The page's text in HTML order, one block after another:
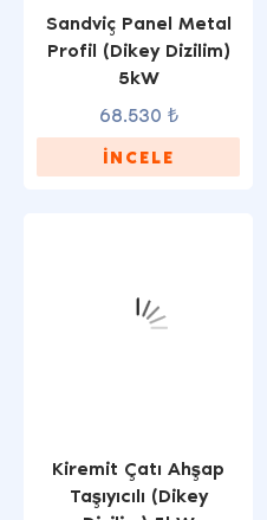
Sandviç Panel Metal
Profil (Dikey Dizilim)
5kW
68.530 ₺
İNCELE
Kiremit Çatı Ahşap
Taşıyıcılı (Dikey